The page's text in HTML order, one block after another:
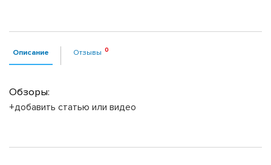
Описание Отзывы
Обзоры:
+добавить статью или видео